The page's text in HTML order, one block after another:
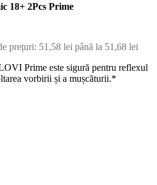
18+ 2Pcs Prime
prețuri: 51,58 lei până la 51,68 lei
Prime este sigură pentru reflexul
vorbirii și a mușcăturii.*